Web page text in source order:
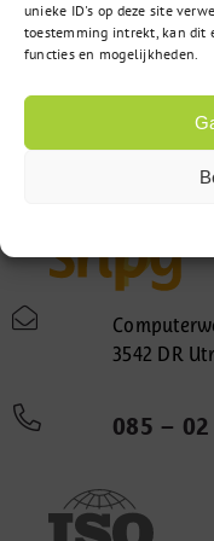
unieke ID's op deze site
toestemming intrekt, kan dit
functies en mogelijkheden.
3542 DR
085 –